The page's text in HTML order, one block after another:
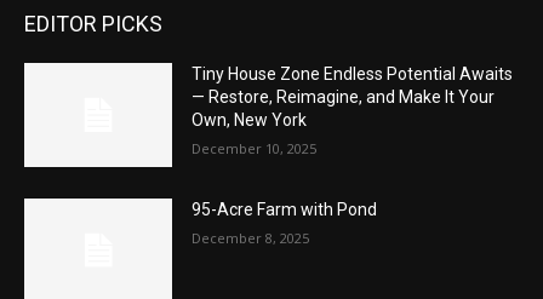
EDITOR PICKS
Tiny House Zone Endless Potential Awaits
— Restore, Reimagine, and Make It Your
Own, New York
December 10, 2025
95-Acre Farm with Pond
December 8, 2025